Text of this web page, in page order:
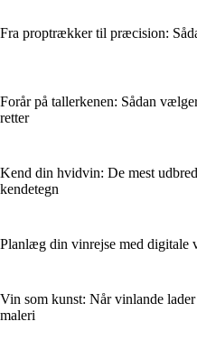
Fra proptrækker til præcision:
Forår på tallerkenen: Sådan
retter
Kend din hvidvin: De mest
kendetegn
Planlæg din vinrejse med digitale
Vin som kunst: Når vinlande
maleri